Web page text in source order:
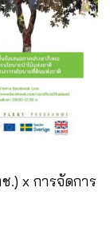
.) x การจัดการ